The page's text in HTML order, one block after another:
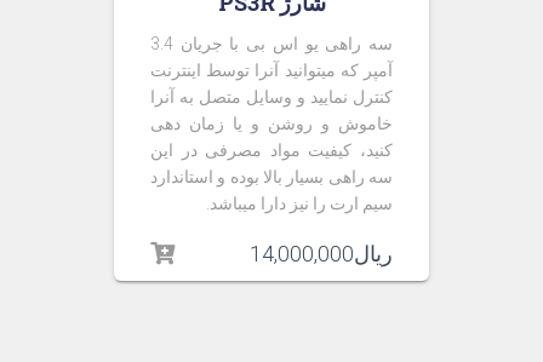
سه راهی یو اس بی با جریان 3.4
آمپر که میتوانید آنرا توسط اینترنت
کنترل نمایید و وسایل متصل به آنرا
خاموش و روشن و یا زمان دهی
کنید، کیفیت مواد مصرفی در این
سه راهی بسیار بالا بوده و استاندارد
سیم ارت را نیز دارا میباشد
ریال14,000,000